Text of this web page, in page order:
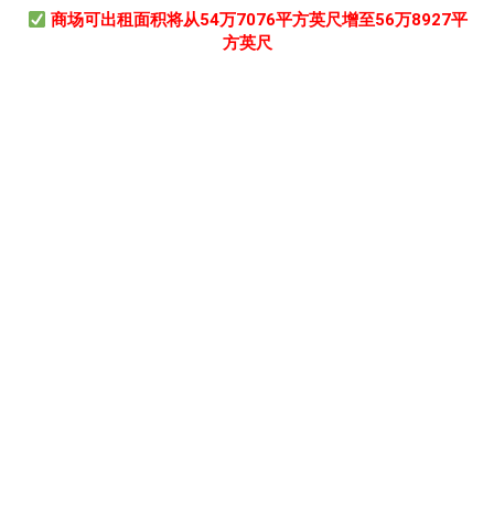
商场可出租面积将从54万7076平方英尺增至56万8927平
方英尺